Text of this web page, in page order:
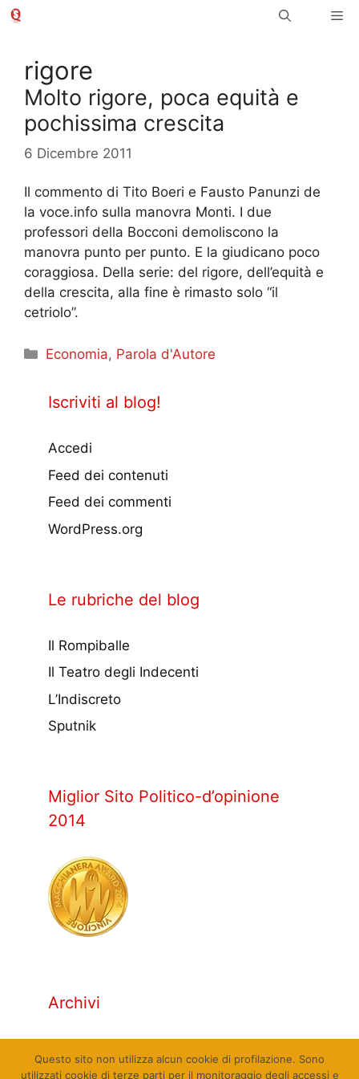
Vai
rigore
Molto rigore, poca equità e
pochissima crescita
6 Dicembre 2011
Il commento di Tito Boeri e Fausto Panunzi de
la voce.info sulla manovra Monti. I due
professori della Bocconi demoliscono la
manovra punto per punto. E la giudicano poco
coraggiosa. Della serie: del rigore, dell’equità e
della crescita, alla fine è rimasto solo “il
cetriolo”.
Categorie
Economia, Parola d'Autore
Iscriviti al blog!
Accedi
Feed dei contenuti
Feed dei commenti
WordPress.org
Le rubriche del blog
Il Rompiballe
Il Teatro degli Indecenti
L’Indiscreto
Sputnik
Miglior Sito Politico-d’opinione
2014
Archivi
Questo sito non utilizza alcun cookie di profilazione. Sono
utilizzati cookie di terze parti per il monitoraggio degli accessi e